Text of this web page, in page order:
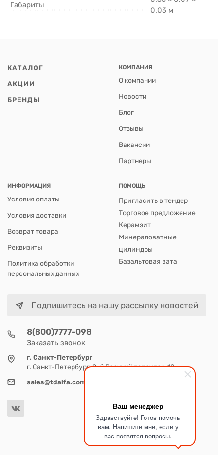
Ваш менеджер
Здравствуйте! Готов помочь
вам. Напишите мне, если у
вас появятся вопросы.
Габариты
0.03 м
КАТАЛОГ
АКЦИИ
БРЕНДЫ
КОМПАНИЯ
О компании
Новости
Блог
Отзывы
Вакансии
Партнеры
ИНФОРМАЦИЯ
Условия оплаты
Условия доставки
Возврат товара
Реквизиты
Политика обработки
персональных данных
ПОМОЩЬ
Пригласить в тендер
Торговое предложение
Керамзит
Минераловатные
цилиндры
Базальтовая вата
Подпишитесь на нашу рассылку новостей
8(800)7777-098
Заказать звонок
г. Санкт-Петербург
г. Санкт-Петербург, 2-й Верхний переулок, 10
sales@tdalfa.com